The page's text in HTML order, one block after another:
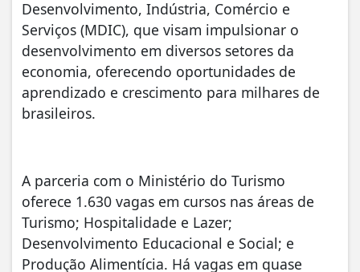
Desenvolvimento, Indústria, Comércio e
Serviços (MDIC), que visam impulsionar o
desenvolvimento em diversos setores da
economia, oferecendo oportunidades de
aprendizado e crescimento para milhares de
brasileiros.
A parceria com o Ministério do Turismo
oferece 1.630 vagas em cursos nas áreas de
Turismo; Hospitalidade e Lazer;
Desenvolvimento Educacional e Social; e
Produção Alimentícia. Há vagas em quase